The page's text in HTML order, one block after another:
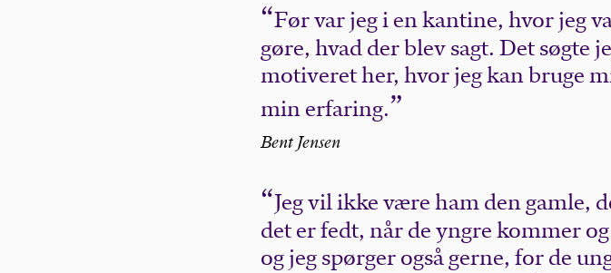
Før var jeg i en kantine, hvor jeg
gøre, hvad der blev sagt. Det søgte
motiveret her, hvor jeg kan bruge
min erfaring.
Bent Jensen
Jeg vil ikke være ham den gamle,
det er fedt, når de yngre kommer
og jeg spørger også gerne, for de